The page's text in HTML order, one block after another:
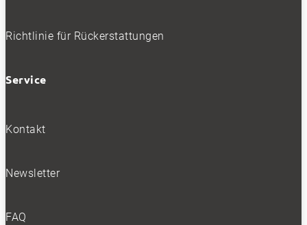
Richtlinie für Rückerstattungen
Service
Kontakt
Newsletter
FAQ